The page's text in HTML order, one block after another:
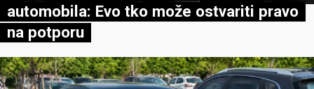
automobila: Evo tko može ostvariti pravo
na potporu